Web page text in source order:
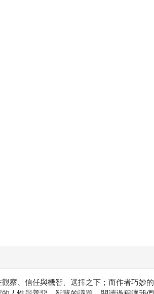
察、信任與機智、選擇之下；而作者巧妙